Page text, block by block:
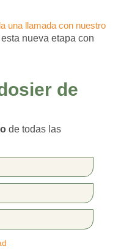
una llamada con nuestro
nueva etapa con
de
de todas las